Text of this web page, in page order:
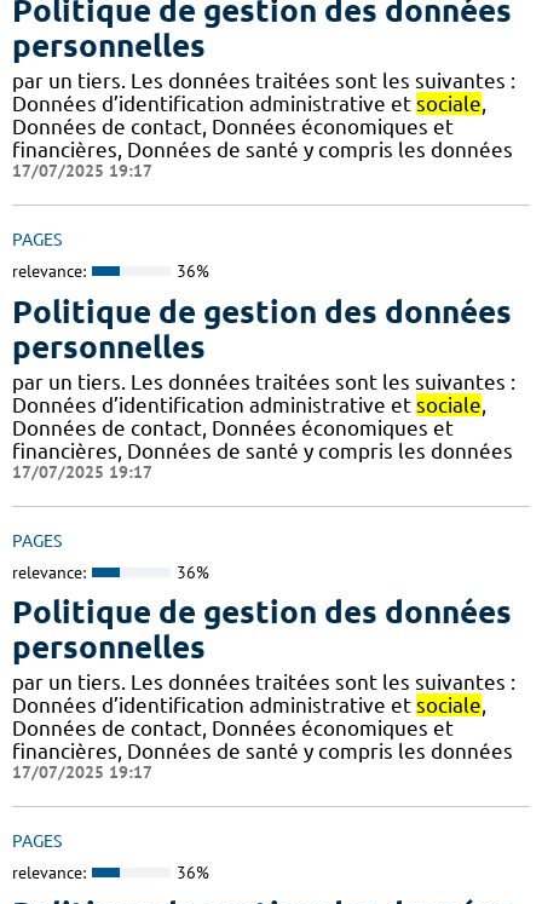
Politique de gestion des données
personnelles
par un tiers. Les données traitées sont les suivantes :
Données d’identification administrative et sociale,
Données de contact, Données économiques et
financières, Données de santé y compris les données
17/07/2025 19:17
PAGES
relevance: 36%
Politique de gestion des données
personnelles
par un tiers. Les données traitées sont les suivantes :
Données d’identification administrative et sociale
Données de contact, Données économiques et
financières, Données de santé y compris les données
17/07/2025 19:17
PAGES
relevance: 36%
Politique de gestion des données
personnelles
par un tiers. Les données traitées sont les suivantes :
Données d’identification administrative et sociale,
Données de contact, Données économiques et
financières, Données de santé y compris les données
17/07/2025 19:17
PAGES
relevance: 36%